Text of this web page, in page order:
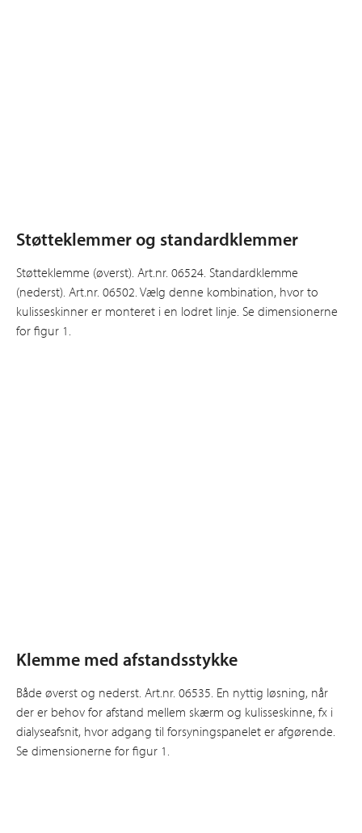
Støtteklemmer og standardklemmer
Støtteklemme (øverst). Art.nr. 06524. Standardklemme
(nederst). Art.nr. 06502. Vælg denne kombination, hvor to
kulisseskinner er monteret i en lodret linje. Se dimensionerne
for figur 1.
Klemme med afstandsstykke
Både øverst og nederst. Art.nr. 06535. En nyttig løsning, når
der er behov for afstand mellem skærm og kulisseskinne, fx i
dialyseafsnit, hvor adgang til forsyningspanelet er afgørende.
Se dimensionerne for figur 1.